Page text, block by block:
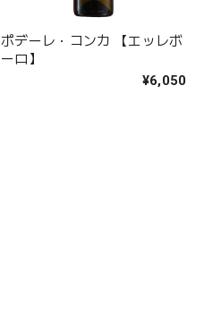
ポデーレ・コンカ 【エッレボ
ーロ】
¥6,050